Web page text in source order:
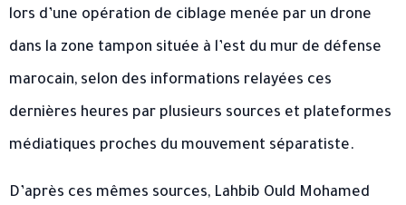
lors d’une opération de ciblage menée par un drone
dans la zone tampon située à l’est du mur de défense
marocain, selon des informations relayées ces
dernières heures par plusieurs sources et plateformes
médiatiques proches du mouvement séparatiste.
D’après ces mêmes sources, Lahbib Ould Mohamed